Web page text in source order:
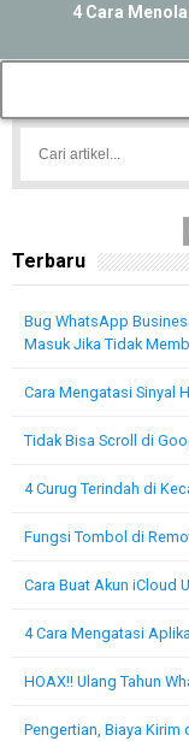
4 Cara
Terbaru
Bug WhatsApp
Masuk Jika Tidak
Cara Mengatasi Sinyal
Tidak Bisa Scroll di
4 Curug Terindah di
Fungsi Tombol di
Cara Buat Akun iCloud
4 Cara Mengatasi
HOAX!! Ulang Tahun
Pengertian, Biaya Kirim